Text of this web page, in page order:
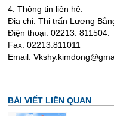
4. Thông tin liên hệ.
Địa chỉ: Thị trấn Lương
Điện thoại: 02213. 811504.
Fax: 02213.811011
Email:
BÀI VIẾT LIÊN QUAN